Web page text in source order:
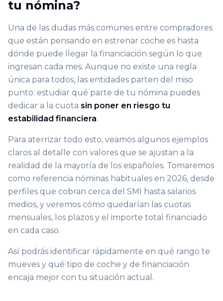
tu nómina?
Una de las dudas más comunes entre compradores
que están pensando en estrenar coche es hasta
dónde puede llegar la financiación según lo que
ingresan cada mes. Aunque no existe una regla
única para todos, las entidades parten del miso
punto: estudiar qué parte de tu nómina puedes
dedicar a la cuota sin poner en riesgo tu
estabilidad financiera.
Para aterrizar todo esto, veamos algunos ejemplos
claros al detalle con valores que se ajustan a la
realidad de la mayoría de los españoles. Tomaremos
como referencia nóminas habituales en 2026, desde
perfiles que cobran cerca del SMI hasta salarios
medios, y veremos cómo quedarían las cuotas
mensuales, los plazos y el importe total financiado
en cada caso.
Así podrás identificar rápidamente en qué rango te
mueves y qué tipo de coche y de financiación
encaja mejor con tu situación actual.